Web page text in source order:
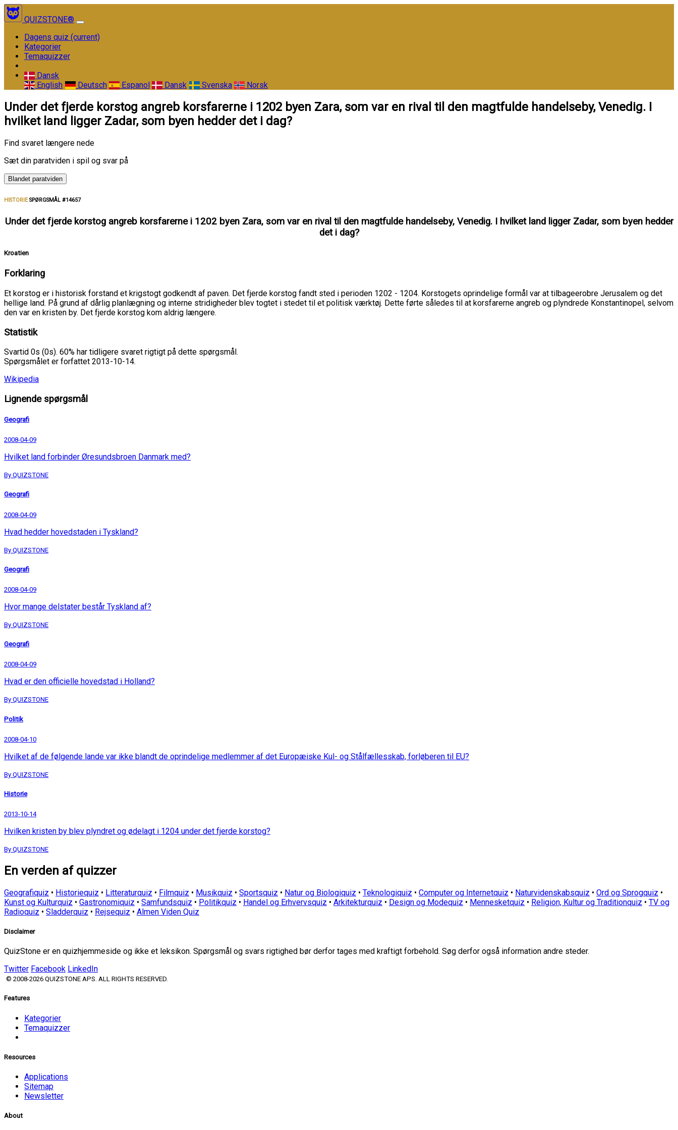
QUIZSTONE®
Dagens quiz (current)
Kategorier
Temaquizzer
Dansk
English
Deutsch Espanol Dansk Svenska Norsk
Under det fjerde korstog angreb korsfarerne i 1202 byen Zara, som var en rival til den magtfulde handelseby, Venedig. I
hvilket land ligger Zadar, som byen hedder det i dag?
Find svaret længere nede
Sæt din paratviden i spil og svar på
Blandet paratviden
HISTORIESPØRGSMÅL #14657
Under det fjerde korstog angreb korsfarerne i 1202 byen Zara, som var en rival til den magtfulde handelseby, Venedig. I hvilket land ligger Zadar, som byen hedder
det i dag?
Kroatien
Forklaring
Et korstog er i historisk forstand et krigstogt godkendt af paven. Det fjerde korstog fandt sted i perioden 1202 - 1204. Korstogets oprindelige formål var at tilbageerobre Jerusalem og det
hellige land. På grund af dårlig planlægning og interne stridigheder blev togtet i stedet til et politisk værktøj. Dette førte således til at korsfarerne angreb og plyndrede Konstantinopel, selvom
den var en kristen by. Det fjerde korstog kom aldrig længere.
Statistik
Svartid 0s (0s). 60% har tidligere svaret rigtigt på dette spørgsmål.
Spørgsmålet er forfattet 2013-10-14.
Wikipedia
Lignende spørgsmål
Geografi
2008-04-09
Hvilket land forbinder Øresundsbroen Danmark med?
By QUIZSTONE
Geografi
2008-04-09
Hvad hedder hovedstaden i Tyskland?
By QUIZSTONE
Geografi
2008-04-09
Hvor mange delstater består Tyskland af?
By QUIZSTONE
Geografi
2008-04-09
Hvad er den officielle hovedstad i Holland?
By QUIZSTONE
Politik
2008-04-10
Hvilket af de følgende lande var ikke blandt de oprindelige medlemmer af det Europæiske Kul- og Stålfællesskab, forløberen til EU?
By QUIZSTONE
Historie
2013-10-14
Hvilken kristen by blev plyndret og ødelagt i 1204 under det fjerde korstog?
By QUIZSTONE
En verden af quizzer
Geografiquiz • Historiequiz • Litteraturquiz • Filmquiz • Musikquiz • Sportsquiz • Natur og Biologiquiz • Teknologiquiz • Computer og Internetquiz • Naturvidenskabsquiz • Ord og Sprogquiz •
Kunst og Kulturquiz • Gastronomiquiz • Samfundsquiz • Politikquiz • Handel og Erhvervsquiz • Arkitekturquiz • Design og Modequiz • Mennesketquiz • Religion, Kultur og Traditionquiz • TV og
Radioquiz • Sladderquiz • Rejsequiz • Almen Viden Quiz
Disclaimer
QuizStone er en quizhjemmeside og ikke et leksikon. Spørgsmål og svars rigtighed bør derfor tages med kraftigt forbehold. Søg derfor også information andre steder.
Twitter Facebook LinkedIn
© 2008-2026 QUIZSTONE APS. ALL RIGHTS RESERVED.
Features
Kategorier
Temaquizzer
Resources
Applications
Sitemap
Newsletter
About